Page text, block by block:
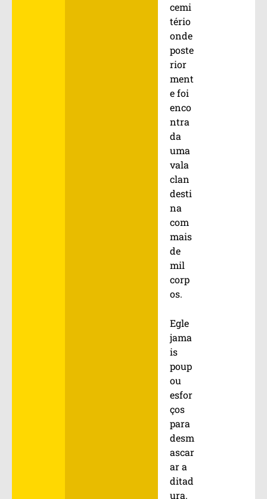
cemi
tério
onde
poste
rior
ment
e foi
enco
ntra
da
uma
vala
clan
desti
na
com
mais
de
mil
corp
os.
Egle
jama
is
poup
ou
esfor
ços
para
desm
ascar
ar a
ditad
ura.